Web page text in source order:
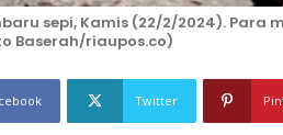
sepi, Kamis (22/2/2024).
Baserah/riaupos.co)
Twitter